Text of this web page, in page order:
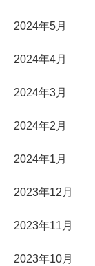
2024年5月
2024年4月
2024年3月
2024年2月
2024年1月
2023年12月
2023年11月
2023年10月